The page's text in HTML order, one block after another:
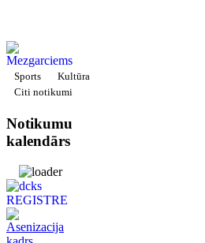
Sports
Kultūra
Citi notikumi
Notikumu
kalendārs